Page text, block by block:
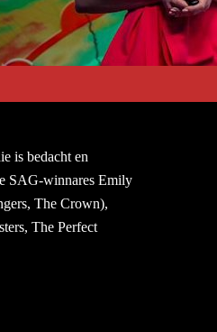
is bedacht en
SAG-winnares Emily
The Crown),
The Perfect